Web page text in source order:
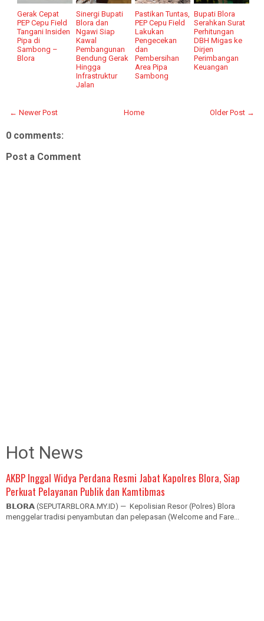
Gerak Cepat
PEP Cepu Field
Tangani Insiden
Pipa di
Sambong –
Blora
Sinergi Bupati
Blora dan
Ngawi Siap
Kawal
Pembangunan
Bendung Gerak
Hingga
Infrastruktur
Jalan
Pastikan Tuntas,
PEP Cepu Field
Lakukan
Pengecekan
dan
Pembersihan
Area Pipa
Sambong
Bupati Blora
Serahkan Surat
Perhitungan
DBH Migas ke
Dirjen
Perimbangan
Keuangan
← Newer Post Older Post →
Home
0 comments:
Post a Comment
Hot News
AKBP Inggal Widya Perdana Resmi Jabat Kapolres Blora, Siap
Perkuat Pelayanan Publik dan Kamtibmas
𝗕𝗟𝗢𝗥𝗔 (SEPUTARBLORA.MY.ID) — Kepolisian Resor (Polres) Blora
menggelar tradisi penyambutan dan pelepasan (Welcome and Fare...